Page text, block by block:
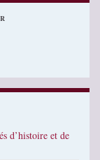
d’histoire et de